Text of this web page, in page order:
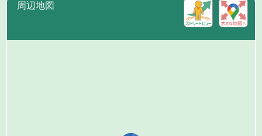
周辺地図